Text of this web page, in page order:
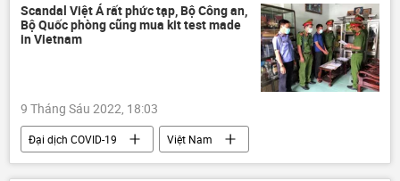
Scandal Việt Á rất phức tạp, Bộ Công an,
Bộ Quốc phòng cũng mua kit test made
in Vietnam
9 Tháng Sáu 2022, 18:03
Đại dịch COVID-19
Việt Nam
Covid-19 tại Việt Nam
vi phạm